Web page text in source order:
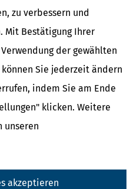
zu verbessern und
Mit Bestätigung Ihrer
der gewählten
Sie jederzeit ändern
indem Sie am Ende
klicken. Weitere
unseren
akzeptieren